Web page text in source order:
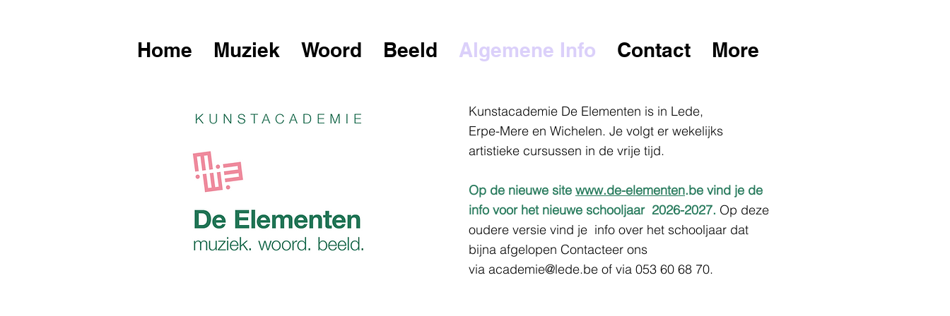
Home Muziek Woord Beeld Algemene Info Contact More
Kunstacademie De Elementen is in Lede,
Erpe-Mere en Wichelen. Je volgt er wekelijks
artistieke cursussen in de vrije tijd.
Op de nieuwe site www.de-elementen.be vind je de
info voor het nieuwe schooljaar 2026-2027. Op deze
oudere versie vind je info over het schooljaar dat
bijna afgelopen Contacteer ons
via academie@lede.be of via 053 60 68 70.